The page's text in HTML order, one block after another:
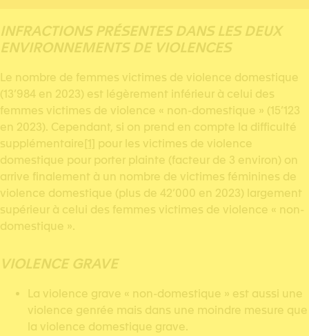
INFRACTIONS PRÉSENTES DANS LES DEUX
ENVIRONNEMENTS DE VIOLENCES
Le nombre de femmes victimes de violence domestique
(13’984 en 2023) est légèrement inférieur à celui des
femmes victimes de violence « non-domestique » (15’123
en 2023). Cependant, si on prend en compte la difficulté
supplémentaire [1] pour les victimes de violence
domestique pour porter plainte (facteur de 3 environ) on
arrive finalement à un nombre de victimes féminines de
violence domestique (plus de 42’000 en 2023) largement
supérieur à celui des femmes victimes de violence « non-
domestique ».
VIOLENCE GRAVE
La violence grave « non-domestique » est aussi une
violence genrée mais dans une moindre mesure que
la violence domestique grave.